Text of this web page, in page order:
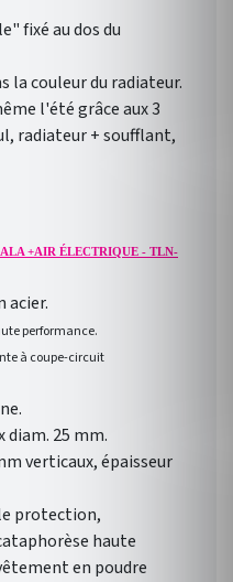
fixé au dos du
la couleur du radiateur.
l'été grâce aux 3
radiateur + soufflant,
+AIR ÉLECTRIQUE - TLN-
acier.
performance.
à coupe-circuit
25 mm.
verticaux, épaisseur
protection,
haute
en poudre